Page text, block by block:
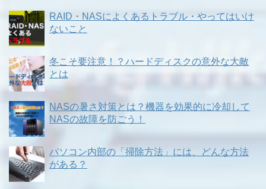
RAID・NASによくあるトラブル・やってはいけ
ないこと
冬こそ要注意！？ハードディスクの意外な大敵
とは
NASの暑さ対策とは？機器を効果的に冷却して
NASの故障を防ごう！
パソコン内部の「掃除方法」には、どんな方法
がある？